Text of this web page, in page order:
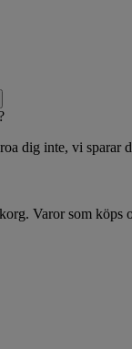
dig inte, vi sparar
Varor som köps